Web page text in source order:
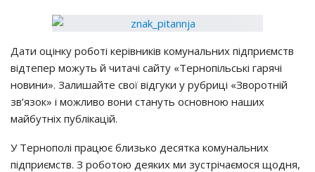
Дати оцінку роботі керівників комунальних підприємств
відтепер можуть й читачі сайту «Тернопільські гарячі
новини». Залишайте свої відгуки у рубриці «Зворотній
зв’язок» і можливо вони стануть основною наших
майбутніх публікацій.
У Тернополі працює близько десятка комунальних
підприємств. З роботою деяких ми зустрічаємося щодня,